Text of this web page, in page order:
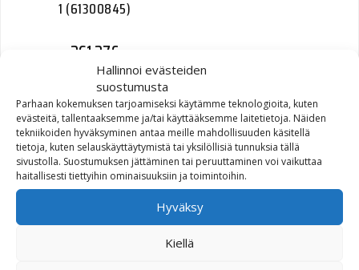
Hallinnoi evästeiden
suostumusta
Parhaan kokemuksen tarjoamiseksi käytämme teknologioita, kuten
evästeitä, tallentaaksemme ja/tai käyttääksemme laitetietoja. Näiden
tekniikoiden hyväksyminen antaa meille mahdollisuuden käsitellä
tietoja, kuten selauskäyttäytymistä tai yksilöllisiä tunnuksia tällä
sivustolla. Suostumuksen jättäminen tai peruuttaminen voi vaikuttaa
haitallisesti tiettyihin ominaisuuksiin ja toimintoihin.
Hyväksy
Kiellä
1 (61300845)
261,27€
GASKET,TOP PLT,FTANK
(61402-02)